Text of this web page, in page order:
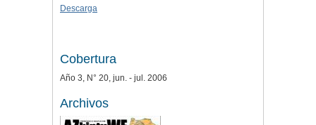
Descarga
Cobertura
Año 3, N° 20, jun. - jul. 2006
Archivos